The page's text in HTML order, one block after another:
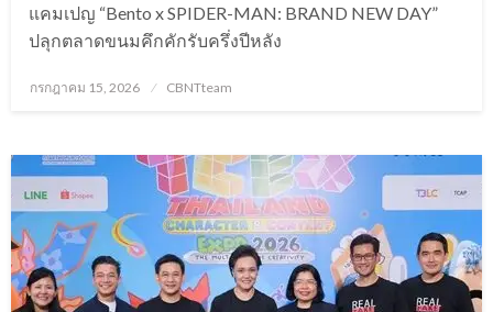
แคมเปญ “Bento x SPIDER-MAN: BRAND NEW DAY”
ปลุกตลาดขนมคึกคักรับครึ่งปีหลัง
Posted
กรกฎาคม 15, 2026 CBNTteam